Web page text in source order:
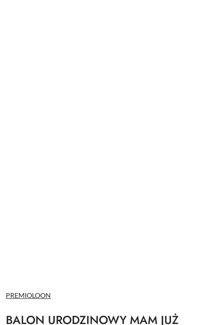
NAZWA
PRODUCENTA:
PREMIOLOON
BALON URODZINOWY MAM JUŻ